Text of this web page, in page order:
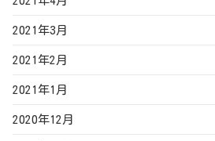
2021年3月
2021年2月
2021年1月
2020年12月